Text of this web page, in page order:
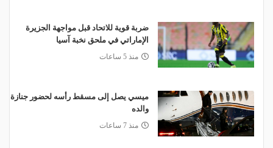
ضربة قوية للاتحاد قبل مواجهة الجزيرة
الإماراتي في ملحق نخبة آسيا
منذ 5 ساعات
ميسي يصل إلى مسقط رأسه لحضور جنازة
والده
منذ 7 ساعات